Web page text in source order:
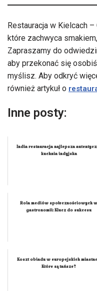
Restauracja w Kielcach
które zachwyca
Zapraszamy do
aby przekonać się
myślisz. Aby odkryć
również artykuł o
Inne posty:
India restauracja najlepsza
kuchnia indyjska
Rola mediów społecznościowych w
gastronomii: Klucz do sukcesu
Koszt obiadu w europejskich
Które są tańsze?